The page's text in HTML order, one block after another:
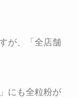
が、「 全店舗
にも全粒粉が